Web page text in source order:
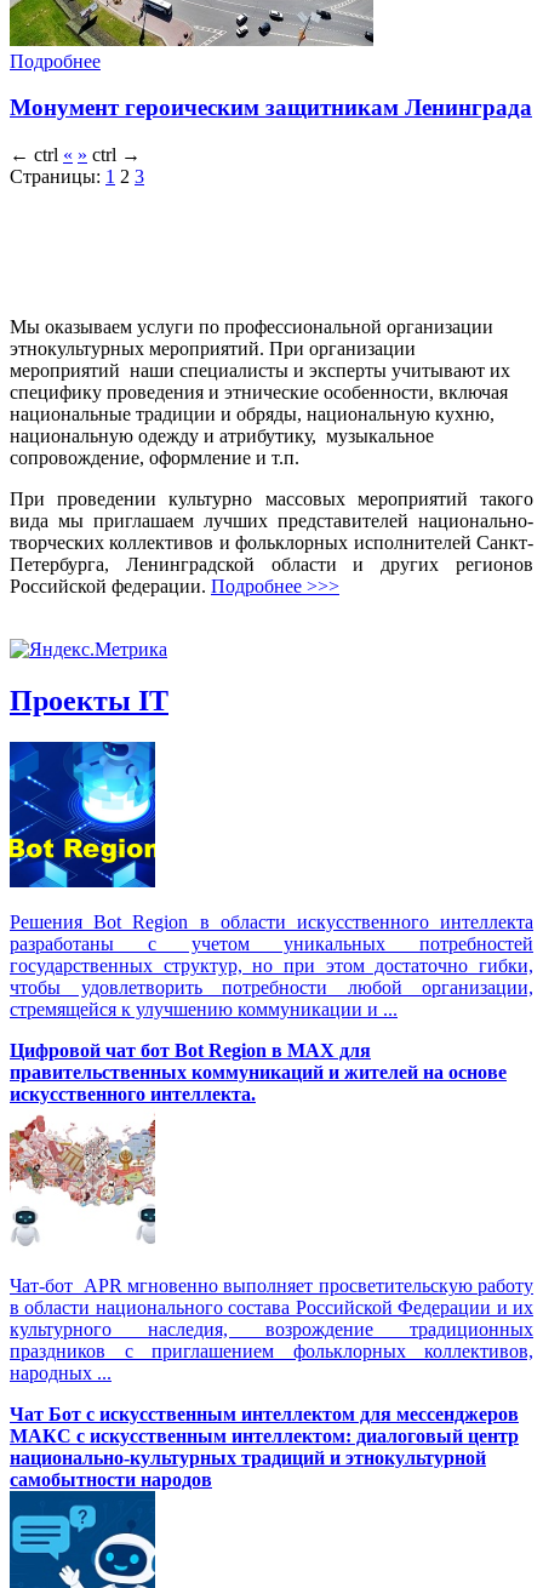
Подробнее
Монумент героическим защитникам Ленинграда
← ctrl « » ctrl →
Страницы: 1 2 3
Мы оказываем услуги по профессиональной организации
этнокультурных мероприятий. При организации
мероприятий наши специалисты и эксперты учитывают их
специфику проведения и этнические особенности, включая
национальные традиции и обряды, национальную кухню,
национальную одежду и атрибутику, музыкальное
сопровождение, оформление и т.п.
При проведении культурно массовых мероприятий такого
вида мы приглашаем лучших представителей национально-
творческих коллективов и фольклорных исполнителей Санкт-
Петербурга, Ленинградской области и других регионов
Российской федерации. Подробнее >>>
Проекты IT
Решения Вot Region в области искусственного интеллекта
разработаны с учетом уникальных потребностей
государственных структур, но при этом достаточно гибки,
чтобы удовлетворить потребности любой организации,
стремящейся к улучшению коммуникации и ...
Цифровой чат бот Вot Region в MAX для
правительственных коммуникаций и жителей на основе
искусственного интеллекта.
Чат-бот APR мгновенно выполняет просветительскую работу
в области национального состава Российской Федерации и их
культурного наследия, возрождение традиционных
праздников с приглашением фольклорных коллективов,
народных ...
Чат Бот с искусственным интеллектом для мессенджеров
МАКС с искусственным интеллектом: диалоговый центр
национально-культурных традиций и этнокультурной
самобытности народов